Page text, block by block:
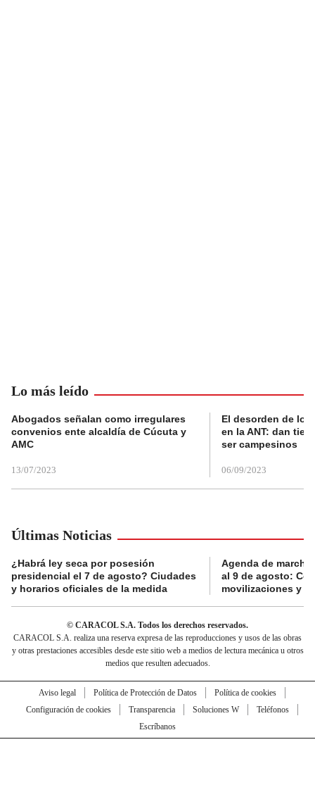
Lo más leído
Abogados señalan como irregulares
convenios ente alcaldía de Cúcuta y
AMC
13/07/2023
El desorden de
en la ANT: dan
ser campesinos
06/09/2023
Últimas Noticias
¿Habrá ley seca por posesión
presidencial el 7 de agosto? Ciudades
y horarios oficiales de la medida
Agenda de
al 9 de agosto:
movilizaciones y
© CARACOL S.A. Todos los derechos reservados.
CARACOL S.A. realiza una reserva expresa de las reproducciones y usos de las obras
y otras prestaciones accesibles desde este sitio web a medios de lectura mecánica u otros
medios que resulten adecuados.
Aviso legal Política de Protección de Datos
Política de cookies
Configuración de cookies
Transparencia Soluciones W
Teléfonos
Escríbanos